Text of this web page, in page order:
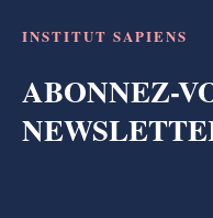
INSTITUT SAPIENS
ABONNEZ-